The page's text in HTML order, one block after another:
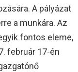
A pályázat
a munkára. Az
fontos eleme,
február 17-én